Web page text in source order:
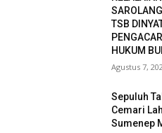
TSB
HUKUM
Agustus 7,
Sepuluh
Cemari
Sumenep